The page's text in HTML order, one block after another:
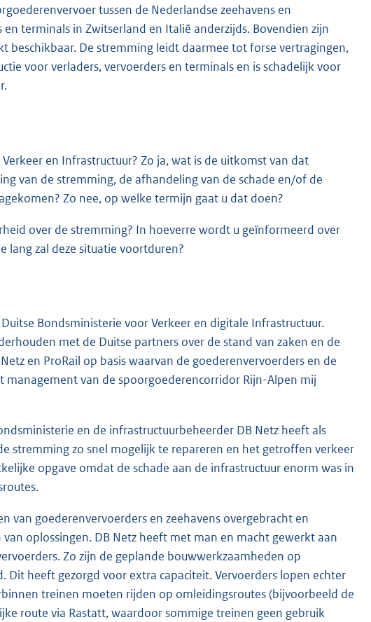
tussen de Nederlandse zeehavens en
terminals in Zwitserland en Italië anderzijds. Bovendien zijn
beschikbaar. De stremming leidt daarmee tot forse vertragingen,
voor verladers, vervoerders en terminals en is schadelijk voor
en Infrastructuur? Zo ja, wat is de uitkomst van dat
van de stremming, de afhandeling van de schade en/of de
Zo nee, op welke termijn gaat u dat doen?
over de stremming? In hoeverre wordt u geïnformeerd over
lang zal deze situatie voortduren?
Bondsministerie voor Verkeer en digitale Infrastructuur.
met de Duitse partners over de stand van zaken en de
en ProRail op basis waarvan de goederenvervoerders en de
van de spoorgoederencorridor Rijn-Alpen mij
en de infrastructuurbeheerder DB Netz heeft als
stremming zo snel mogelijk te repareren en het getroffen verkeer
opgave omdat de schade aan de infrastructuur enorm was in
van goederenvervoerders en zeehavens overgebracht en
oplossingen. DB Netz heeft met man en macht gewerkt aan
Zo zijn de geplande bouwwerkzaamheden op
heeft gezorgd voor extra capaciteit. Vervoerders lopen echter
treinen moeten rijden op omleidingsroutes (bijvoorbeeld de
route via Rastatt, waardoor sommige treinen geen gebruik